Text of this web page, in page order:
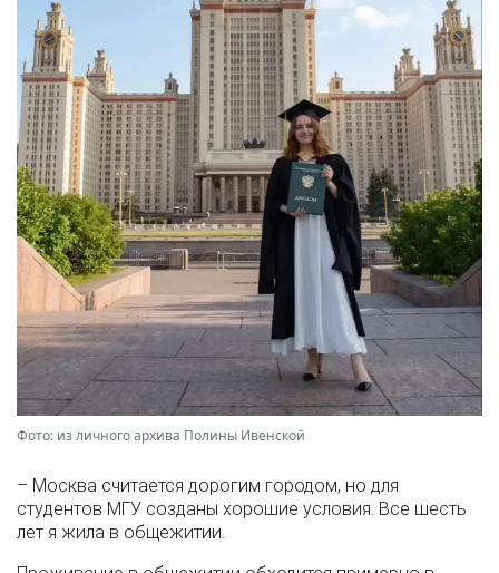
Фото: из личного архива Полины Ивенской
– Москва считается дорогим городом, но для
студентов МГУ созданы хорошие условия. Все шесть
лет я жила в общежитии.